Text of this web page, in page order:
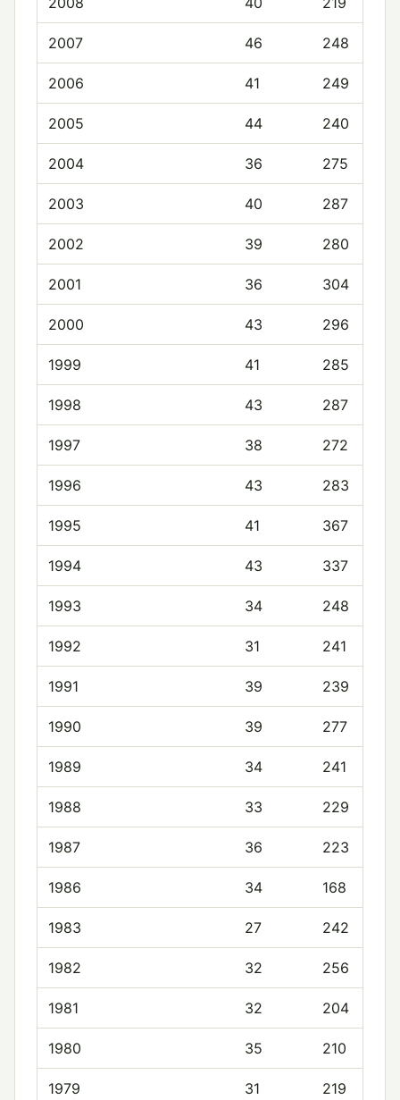
2007 46 248
2006 41 249
2005 44 240
2004 36 275
2003 40 287
2002 39 280
2001 36 304
2000 43 296
1999 41 285
1998 43 287
1997 38 272
1996 43 283
1995 41 367
1994 43 337
1993 34 248
1992 31 241
1991 39 239
1990 39 277
1989 34 241
1988 33 229
1987 36 223
1986 34 168
1983 27 242
1982 32 256
1981 32 204
1980 35 210
1979 31 219